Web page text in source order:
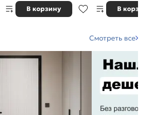
В корзину В
Смотреть все